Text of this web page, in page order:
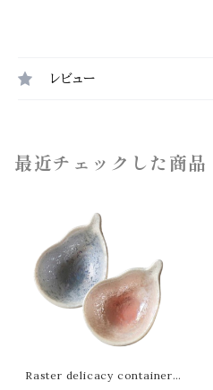
レビュー
最近チェックした商品
Raster delicacy container /